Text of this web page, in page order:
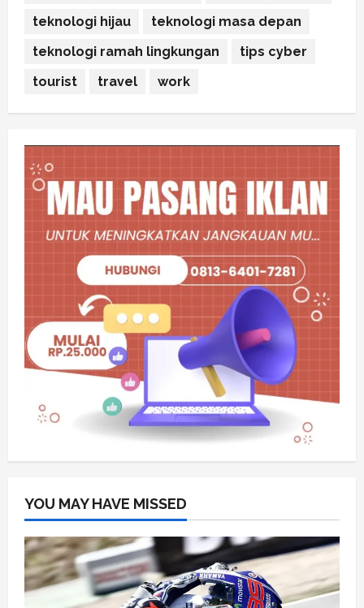
teknologi hijau
teknologi masa depan
teknologi ramah lingkungan
tips cyber
tourist
travel work
YOU MAY HAVE MISSED